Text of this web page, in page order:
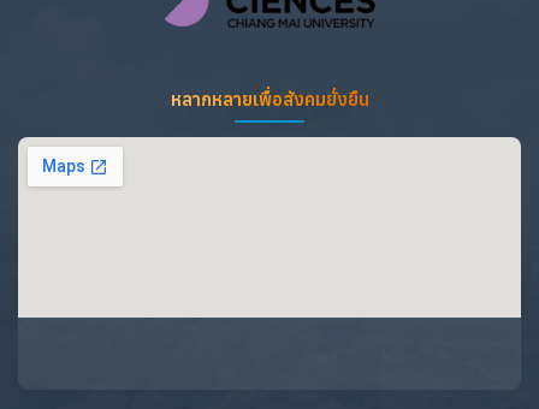
หลากหลายเพื่อสังคมยั่งยืน